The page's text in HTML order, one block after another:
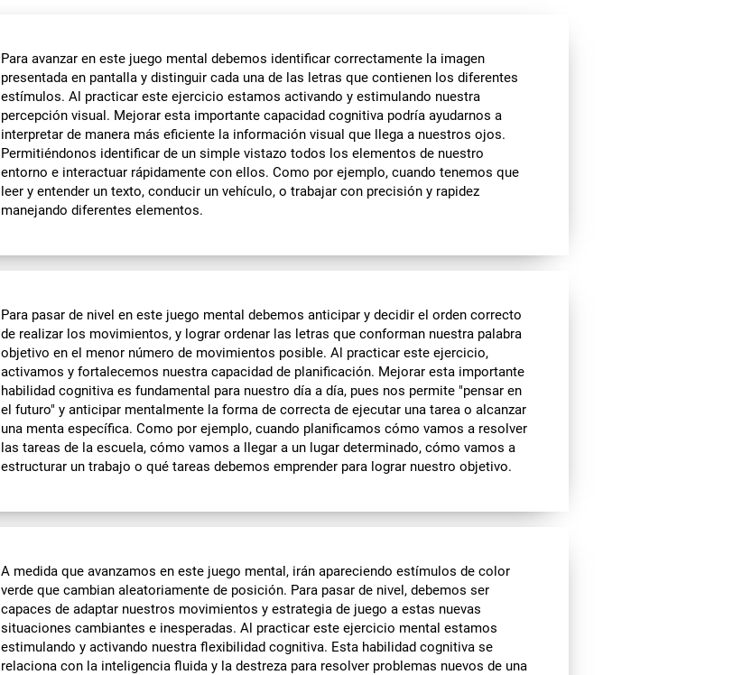
Para avanzar en este juego mental debemos identificar correctamente la imagen
presentada en pantalla y distinguir cada una de las letras que contienen los diferentes
estímulos. Al practicar este ejercicio estamos activando y estimulando nuestra
percepción visual. Mejorar esta importante capacidad cognitiva podría ayudarnos a
interpretar de manera más eficiente la información visual que llega a nuestros ojos.
Permitiéndonos identificar de un simple vistazo todos los elementos de nuestro
entorno e interactuar rápidamente con ellos. Como por ejemplo, cuando tenemos que
leer y entender un texto, conducir un vehículo, o trabajar con precisión y rapidez
manejando diferentes elementos.
Para pasar de nivel en este juego mental debemos anticipar y decidir el orden correcto
de realizar los movimientos, y lograr ordenar las letras que conforman nuestra palabra
objetivo en el menor número de movimientos posible. Al practicar este ejercicio,
activamos y fortalecemos nuestra capacidad de planificación. Mejorar esta importante
habilidad cognitiva es fundamental para nuestro día a día, pues nos permite "pensar en
el futuro" y anticipar mentalmente la forma de correcta de ejecutar una tarea o alcanzar
una menta específica. Como por ejemplo, cuando planificamos cómo vamos a resolver
las tareas de la escuela, cómo vamos a llegar a un lugar determinado, cómo vamos a
estructurar un trabajo o qué tareas debemos emprender para lograr nuestro objetivo.
A medida que avanzamos en este juego mental, irán apareciendo estímulos de color
verde que cambian aleatoriamente de posición. Para pasar de nivel, debemos ser
capaces de adaptar nuestros movimientos y estrategia de juego a estas nuevas
situaciones cambiantes e inesperadas. Al practicar este ejercicio mental estamos
estimulando y activando nuestra flexibilidad cognitiva. Esta habilidad cognitiva se
relaciona con la inteligencia fluida y la destreza para resolver problemas nuevos de una